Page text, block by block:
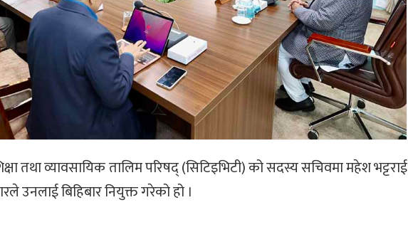
तथा व्यावसायिक तालिम परिषद् (सिटिइभिटी) को सदस्य सचिवमा महेश भट्टराई
उनलाई बिहिबार नियुक्त गरेको हो ।